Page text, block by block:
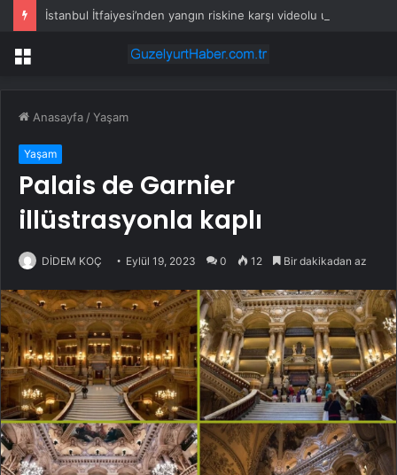
İstanbul İtfaiyesi’nden yangın riskine karşı videolu uyarı
Menü
Anasayfa /Yaşam
Yaşam
Palais de Garnier
illüstrasyonla kaplı
DİDEM KOÇ Eylül 19, 2023 0 12 Bir dakikadan az